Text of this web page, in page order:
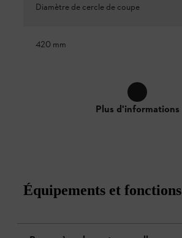
Diamètre de cercle de coupe
420 mm
Plus d'informations
Équipements et fonctions